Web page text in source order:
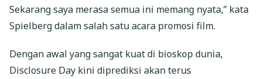
Sekarang saya merasa semua ini memang nyata,” kata
Spielberg dalam salah satu acara promosi film.
Dengan awal yang sangat kuat di bioskop dunia,
Disclosure Day kini diprediksi akan terus